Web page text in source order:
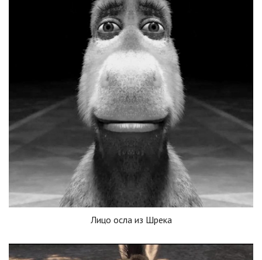
Лицо осла из Шрека